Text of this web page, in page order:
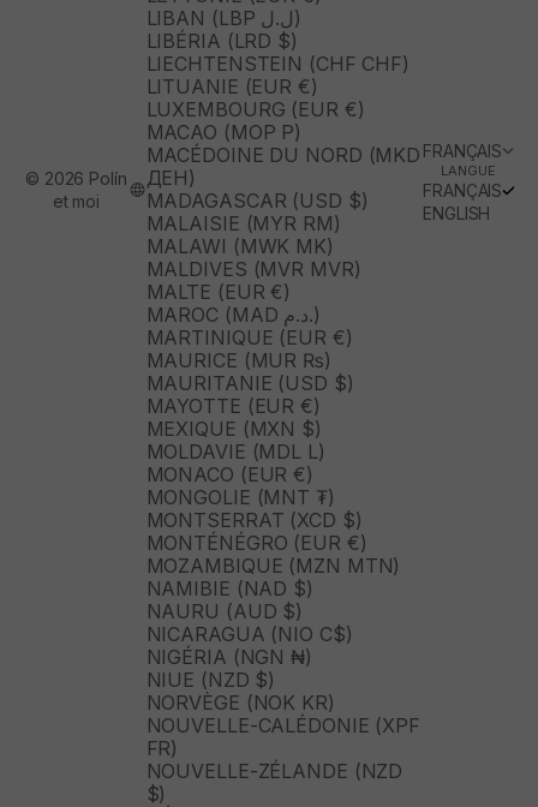
LIBAN (LBP ل.ل)
LIBÉRIA (LRD $)
LIECHTENSTEIN (CHF CHF)
LITUANIE (EUR €)
LUXEMBOURG (EUR €)
MACAO (MOP P)
MACÉDOINE DU NORD (MKD
ДЕН)
MADAGASCAR (USD $)
MALAISIE (MYR RM)
MALAWI (MWK MK)
MALDIVES (MVR MVR)
MALTE (EUR €)
MAROC (MAD د.م.)
MARTINIQUE (EUR €)
MAURICE (MUR ₨)
MAURITANIE (USD $)
MAYOTTE (EUR €)
MEXIQUE (MXN $)
MOLDAVIE (MDL L)
MONACO (EUR €)
MONGOLIE (MNT ₮)
MONTSERRAT (XCD $)
MONTÉNÉGRO (EUR €)
MOZAMBIQUE (MZN MTN)
NAMIBIE (NAD $)
NAURU (AUD $)
NICARAGUA (NIO C$)
NIGÉRIA (NGN ₦)
NIUE (NZD $)
NORVÈGE (NOK KR)
NOUVELLE-CALÉDONIE (XPF
FR)
NOUVELLE-ZÉLANDE (NZD
$)
FRANÇAIS
LANGUE
FRANÇAIS
ENGLISH
© 2026 Polín
et moi